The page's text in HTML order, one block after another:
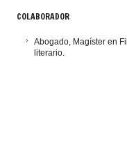
COLABORADOR
Abogado, Magíster en
literario.